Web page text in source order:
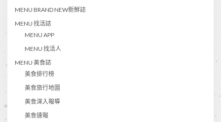
MENU BRAND NEW新鮮誌
MENU 找活誌
MENU APP
MENU 找活人
MENU 美食誌
美食排行榜
美食旅行地圖
美食深入報導
美食速報